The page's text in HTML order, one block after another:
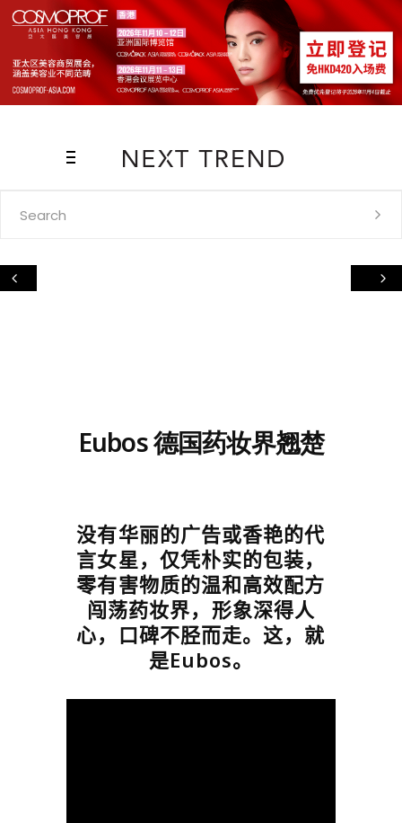
Eubos 德国药妆界翘楚
没有华丽的广告或香艳的代
言女星，仅凭朴实的包装，
零有害物质的温和高效配方
闯荡药妆界，形象深得人
心，口碑不胫而走。这，就
是Eubos。